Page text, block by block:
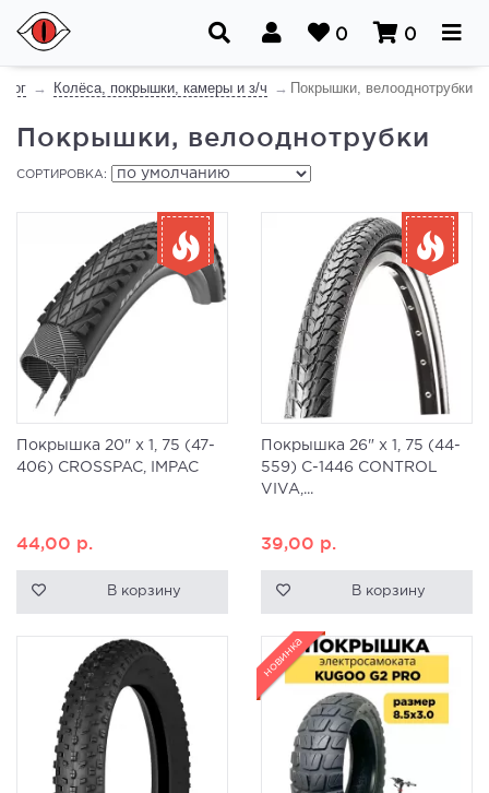
0 0
Колёса, покрышки, камеры и з/ч Покрышки, велооднотрубки
Покрышки, велооднотрубки
СОРТИРОВКА:
Покрышка 20" x 1, 75 (47-
406) CROSSPAC, IMPAC
44,00 р.
В корзину
Покрышка 26" x 1, 75 (44-
559) C-1446 CONTROL
VIVA,...
39,00 р.
В корзину
новинка